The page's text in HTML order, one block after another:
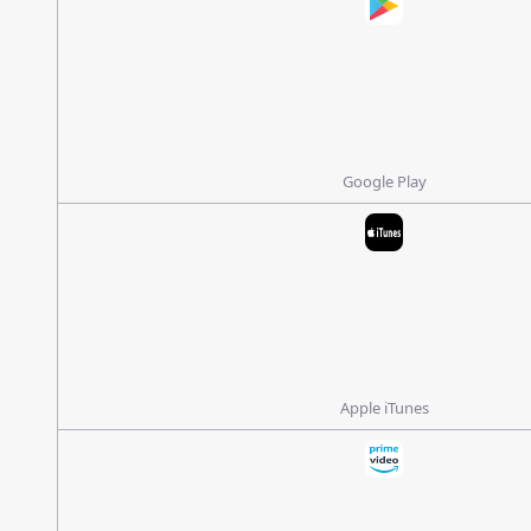
Google Play
Apple iTunes